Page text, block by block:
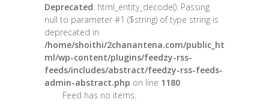
Deprecated: html_entity_decode(): Passing
null to parameter #1 ($string) of type string is
deprecated in
/home/shoithi/2chanantena.com/public_ht
ml/wp-content/plugins/feedzy-rss-
feeds/includes/abstract/feedzy-rss-feeds-
admin-abstract.php on line 1180
Feed has no items.